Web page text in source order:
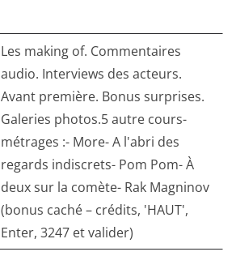
Les making of. Commentaires
audio. Interviews des acteurs.
Avant première. Bonus surprises.
Galeries photos.5 autre cours-
métrages :- More- A l'abri des
regards indiscrets- Pom Pom- À
deux sur la comète- Rak Magninov
(bonus caché – crédits, 'HAUT',
Enter, 3247 et valider)